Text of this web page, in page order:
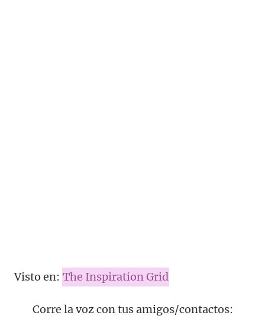
Visto en: The Inspiration Grid
Corre la voz con tus amigos/contactos: